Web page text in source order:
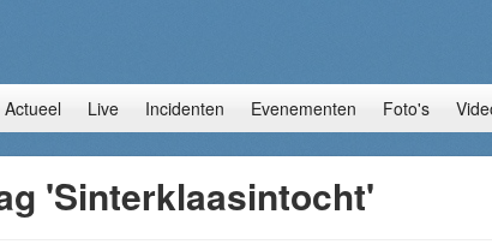
Actueel Live Incidenten Evenementen Foto's
'Sinterklaasintocht'